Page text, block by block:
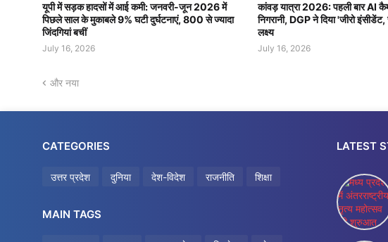
यूपी में सड़क हादसों में आई कमी: जनवरी-जून 2026 में
पिछले साल के मुकाबले 9% घटी दुर्घटनाएं, 800 से ज्यादा
जिंदगियां बचीं
July 16, 2026
कांवड़ यात्रा 2026: पहली बार AI
निगरानी, DGP ने दिया 'जीरो
लक्ष्य
July 16, 2026
और नया
CATEGORIES
उत्तर प्रदेश दुनिया देश-विदेश राजनीति शिक्षा
MAIN TAGS
LATEST